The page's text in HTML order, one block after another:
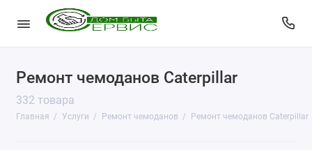
Ремонт чемоданов Caterpillar
332 товара
Главная Услуги Ремонт чемоданов Ремонт чемоданов Caterpillar
КопиЦентр
Сувенирная продукция